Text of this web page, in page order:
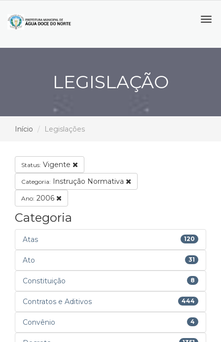
LEGISLAÇÃO
Início Legislações
Status: Vigente
Categoria: Instrução Normativa
Ano: 2006
Categoria
Atas 120
Ato 31
Constituição 8
Contratos e Aditivos 444
Convênio 4